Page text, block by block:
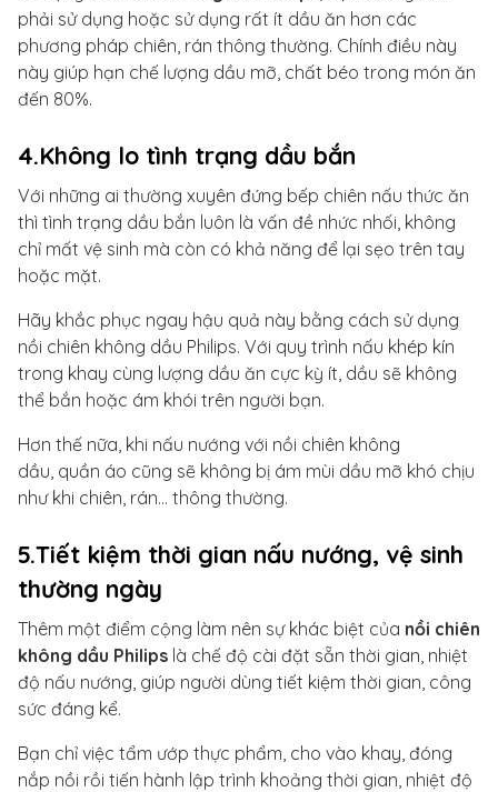
phải sử dụng hoặc sử dụng rất ít dầu ăn hơn các
phương pháp chiên, rán thông thường. Chính điều này
này giúp hạn chế lượng dầu mỡ, chất béo trong món ăn
đến 80%.
4.Không lo tình trạng dầu bắn
Với những ai thường xuyên đứng bếp chiên nấu thức ăn
thì tình trạng dầu bắn luôn là vấn đề nhức nhối, không
chỉ mất vệ sinh mà còn có khả năng để lại sẹo trên tay
hoặc mặt.
Hãy khắc phục ngay hậu quả này bằng cách sử dụng
nồi chiên không dầu Philips. Với quy trình nấu khép kín
trong khay cùng lượng dầu ăn cực kỳ ít, dầu sẽ không
thể bắn hoặc ám khói trên người bạn.
Hơn thế nữa, khi nấu nướng với nồi chiên không
dầu, quần áo cũng sẽ không bị ám mùi dầu mỡ khó chịu
như khi chiên, rán... thông thường.
5.Tiết kiệm thời gian nấu nướng, vệ sinh
thường ngày
Thêm một điểm cộng làm nên sự khác biệt của nồi chiên
không dầu Philips là chế độ cài đặt sẵn thời gian, nhiệt
độ nấu nướng, giúp người dùng tiết kiệm thời gian, công
sức đáng kể.
Bạn chỉ việc tẩm ướp thực phẩm, cho vào khay, đóng
nắp nồi rồi tiến hành lập trình khoảng thời gian, nhiệt độ